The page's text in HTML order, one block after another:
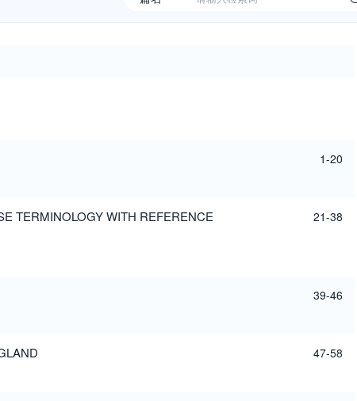
1-20
TERMINOLOGY WITH REFERENCE
21-38
39-46
47-58